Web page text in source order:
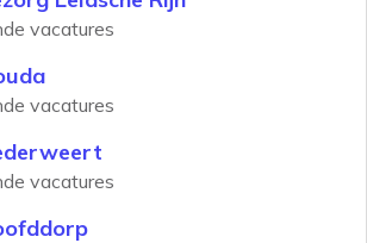
vacatures
vacatures
vacatures